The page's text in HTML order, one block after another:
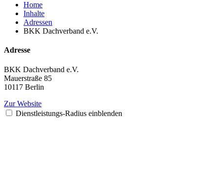
Home
Inhalte
Adressen
BKK Dachverband e.V.
Adresse
BKK Dachverband e.V.
Mauerstraße 85
10117 Berlin
Zur Website
Dienstleistungs-Radius einblenden